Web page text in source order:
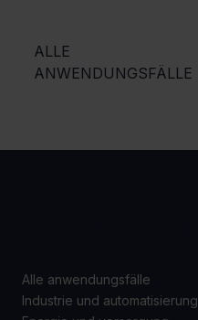
ALLE
ANWENDUNGSFÄLLE
Alle anwendungsfälle
Industrie und automatisierung